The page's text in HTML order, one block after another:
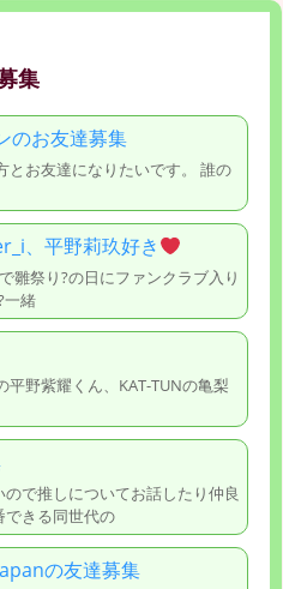
集
のお友達募集
とお友達になりたいです。 誰の
、平野莉玖好き
雛祭り?の日にファンクラブ入り
一緒
野紫耀くん、KAT-TUNの亀梨
で推しについてお話したり仲良
できる同世代の
の友達募集